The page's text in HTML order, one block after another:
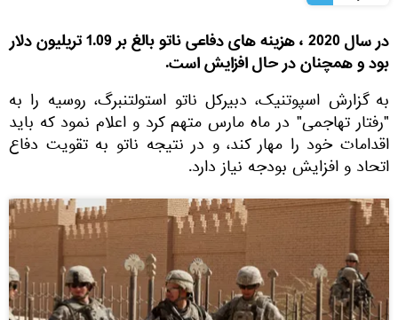
در سال 2020 ، هزینه های دفاعی ناتو بالغ بر 1.09 تریلیون دلار
بود و همچنان در حال افزایش است.
به گزارش اسپوتنیک، دبیرکل ناتو استولتنبرگ، روسیه را به
"رفتار تهاجمی" در ماه مارس متهم کرد و اعلام نمود که باید
اقدامات خود را مهار کند، و در نتیجه ناتو به تقویت دفاع
اتحاد و افزایش بودجه نیاز دارد.